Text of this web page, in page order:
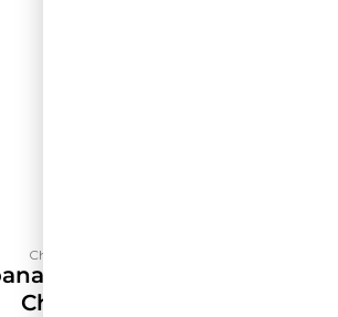
Château Los Boldos
Selección De Terroir
Chardonnay